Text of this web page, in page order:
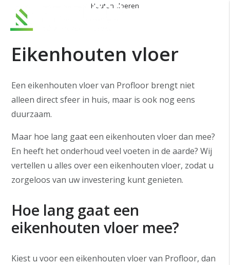
Houten vloeren
Eikenhouten vloer
Een eikenhouten vloer van Profloor brengt niet
alleen direct sfeer in huis, maar is ook nog eens
duurzaam.
Maar hoe lang gaat een eikenhouten vloer dan mee?
En heeft het onderhoud veel voeten in de aarde? Wij
vertellen u alles over een eikenhouten vloer, zodat u
zorgeloos van uw investering kunt genieten.
Hoe lang gaat een
eikenhouten vloer mee?
Kiest u voor een eikenhouten vloer van Profloor, dan